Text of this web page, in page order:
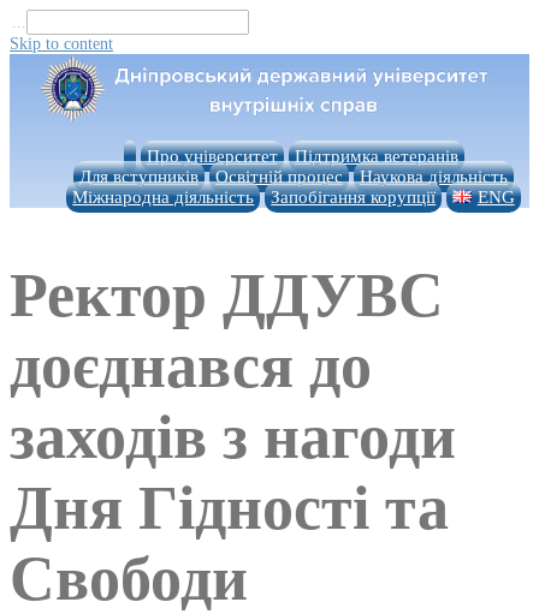
...
Skip to content
Про університет
Підтримка ветеранів
Для вступників
Освітній процес
Наукова діяльність
Міжнародна діяльність
Запобігання корупції ENG
Ректор ДДУВС
доєднався до
заходів з нагоди
Дня Гідності та
Свободи